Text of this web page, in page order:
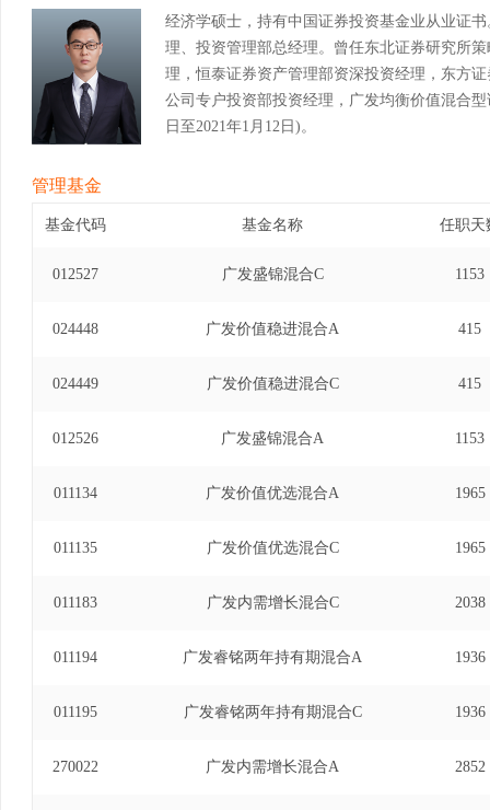
经济学硕士，持有中国证券投资基金业从业证
理、投资管理部总经理。曾任东北证券研究所
理，恒泰证券资产管理部资深投资经理，东方
公司专户投资部投资经理，广发均衡价值混合
日至2021年1月12日)。
管理基金
基金代码 基金名称 任职天
012527 广发盛锦混合C 1153
024448 广发价值稳进混合A 415
024449 广发价值稳进混合C 415
012526 广发盛锦混合A 1153
011134 广发价值优选混合A 1965
011135 广发价值优选混合C 1965
011183 广发内需增长混合C 2038
011194 广发睿铭两年持有期混合A 1936
011195 广发睿铭两年持有期混合C 1936
270022 广发内需增长混合A 2852